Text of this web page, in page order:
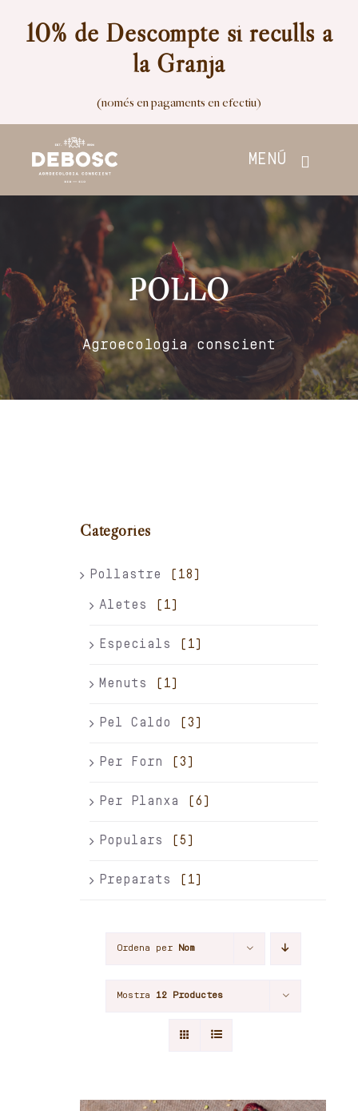
10% de Descompte si reculls a
la Granja
(només en pagaments en efectiu)
MENÚ
Nosaltres
Carret
POLLO
Agroecologia conscient
Categories
Pollastre (18)
Aletes (1)
Especials (1)
Menuts (1)
Pel Caldo (3)
Per Forn (3)
Per Planxa (6)
Populars (5)
Preparats (1)
Ordena per Nom
Mostra 12 Productes